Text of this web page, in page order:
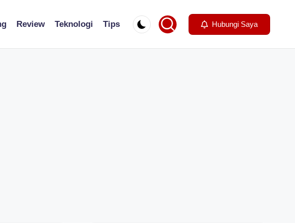
Review Teknologi Tips Hubungi Saya